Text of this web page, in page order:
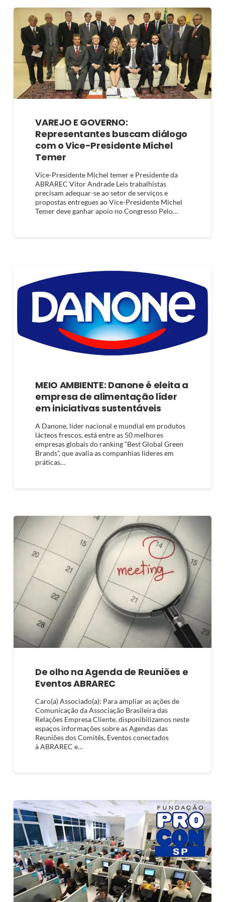
VAREJO E GOVERNO:
Representantes buscam diálogo
com o Vice-Presidente Michel
Temer
Vice-Presidente Michel temer e Presidente da
ABRAREC Vitor Andrade Leis trabalhistas
precisam adequar-se ao setor de serviços e
propostas entregues ao Vice-Presidente Michel
Temer deve ganhar apoio no Congresso Pelo…
MEIO AMBIENTE: Danone é eleita a
empresa de alimentação líder
em iniciativas sustentáveis
A Danone, líder nacional e mundial em produtos
lácteos frescos, está entre as 50 melhores
empresas globais do ranking “Best Global Green
Brands”, que avalia as companhias líderes em
práticas…
De olho na Agenda de Reuniões e
Eventos ABRAREC
Caro(a) Associado(a): Para ampliar as ações de
Comunicação da Associação Brasileira das
Relações Empresa Cliente, disponibilizamos neste
espaços informações sobre as Agendas das
Reuniões dos Comitês, Eventos conectados
à ABRAREC e…